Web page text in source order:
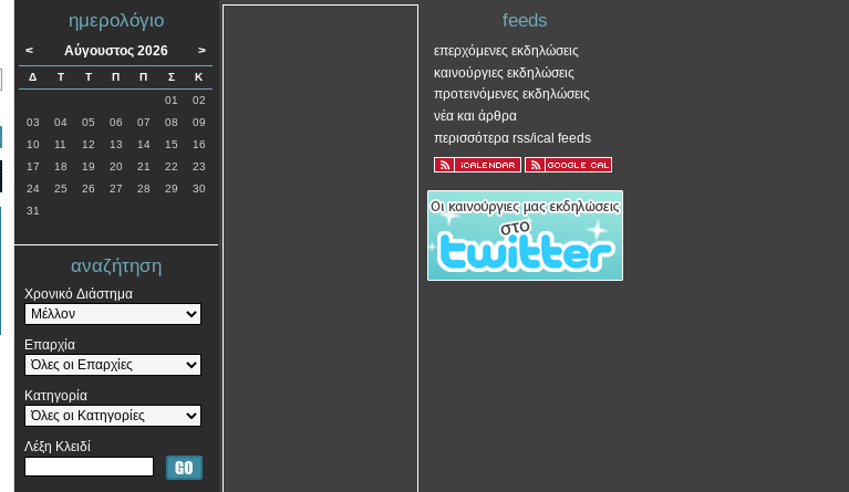
ημερολόγιο
< Αύγουστος 2026 >
Δ Τ Τ Π Π Σ
Κ
01
02
03
04 05 06 07 08
09
10
11 12 13 14 15
16
17
18 19 20 21 22
23
24
25 26 27 28 29
30
31
αναζήτηση
Χρονικό Διάστημα
Επαρχία
Κατηγορία
Λέξη Κλειδί
feeds
επερχόμενες εκδηλώσεις
καινούργιες εκδηλώσεις
προτεινόμενες εκδηλώσεις
νέα και άρθρα
περισσότερα rss/ical feeds